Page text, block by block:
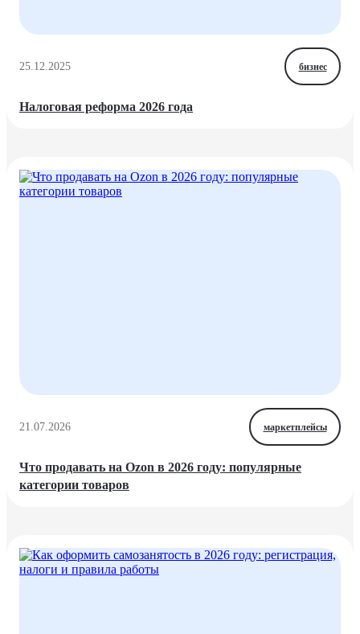
25.12.2025 бизнес
Налоговая реформа 2026 года
21.07.2026 маркетплейсы
Что продавать на Ozon в 2026 году: популярные
категории товаров